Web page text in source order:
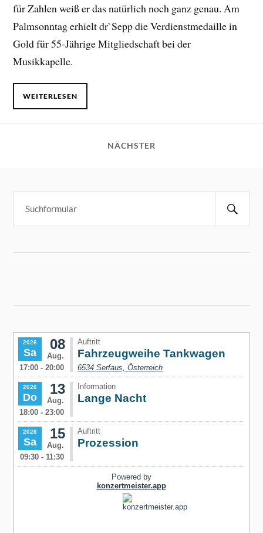
für Zahlen weiß er das natürlich noch ganz genau. Am
Palmsonntag erhielt dr`Sepp die Verdienstmedaille in
Gold für 55-Jährige Mitgliedschaft bei der
Musikkapelle.
WEITERLESEN
NÄCHSTER